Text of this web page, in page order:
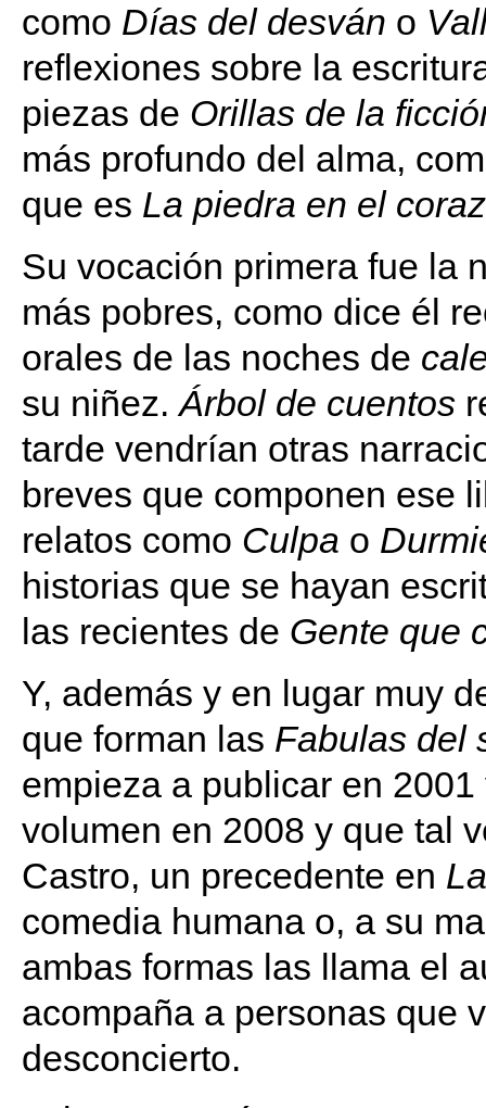
como Días del desván o
reflexiones sobre la
piezas de Orillas de la
más profundo del alma,
que es La piedra en el
Su vocación primera fue la
más pobres, como dice él
orales de las noches de
su niñez.Árbol de cuentos
tarde vendrían otras
breves que componen ese
relatos como Culpa o
historias que se hayan
las recientes de Gente que
Y, además y en lugar muy
que forman las Fabulas del
empieza a publicar en
volumen en 2008 y que tal
Castro, un precedente en
comedia humana o, a su
ambas formas las llama el
acompaña a personas que
desconcierto.